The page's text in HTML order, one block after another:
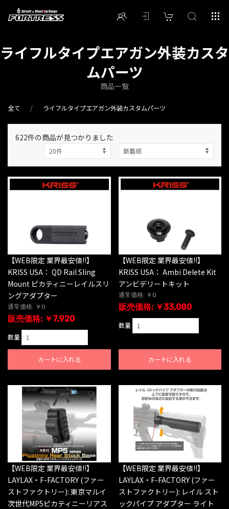
ライフルタイプエアガン外装カスタ
ムパーツ
商品一覧
全て ライフルタイプエアガン外装カスタムパーツ
622件の商品が見つかりました
【WEB限定 業界最安値!!】
KRISS USA： QD Rail Sling
Mount ピカティニーレイルスリ
ングアダプター
通常価格: ￥0
販売価格: ￥7,920
数量
カートに入れる
【WEB限定 業界最安値!!】
KRISS USA： Ambi Delete Kit
アンビデリートキット
通常価格: ￥0
販売価格: ￥33,080
数量
カートに入れる
【WEB限定 業界最安値!!】
LAYLAX・F-FACTORY (ファー
ストファクトリー): 東京マルイ
次世代MP5ピカティニーリアス
【WEB限定 業界最安値!!】
LAYLAX・F-FACTORY (ファー
ストファクトリー): レイル スト
ックパイプ アダプター ライト